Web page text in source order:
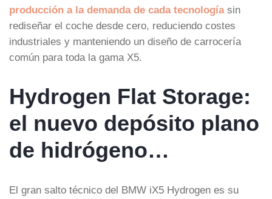
producción a la demanda de cada tecnologíasin
rediseñar el coche desde cero, reduciendo costes
industriales y manteniendo un diseño de carrocería
común para toda la gama X5.
Hydrogen Flat Storage:
el nuevo depósito plano
de hidrógeno…
El gran salto técnico del BMW iX5 Hydrogen es su